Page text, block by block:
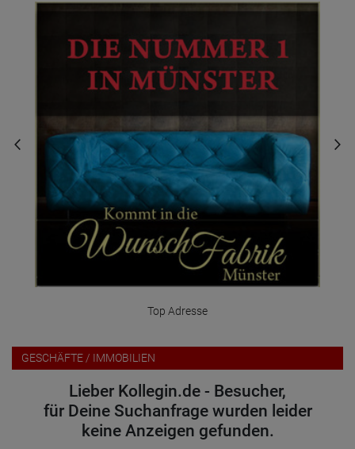
Top Adresse
GESCHÄFTE / IMMOBILIEN
Lieber Kollegin.de - Besucher,
für Deine Suchanfrage wurden leider
keine Anzeigen gefunden.